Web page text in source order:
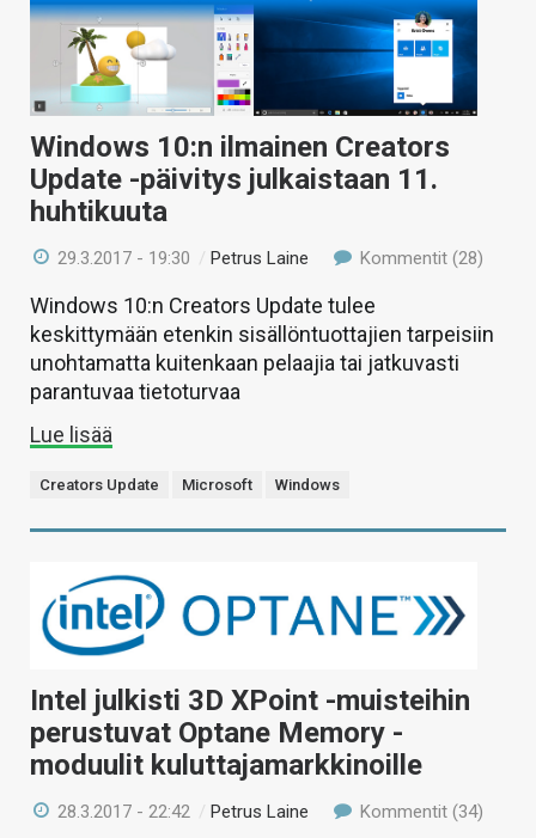
Windows 10:n ilmainen Creators
Update -päivitys julkaistaan 11.
huhtikuuta
29.3.2017 - 19:30 /Petrus Laine Kommentit (28)
Windows 10:n Creators Update tulee
keskittymään etenkin sisällöntuottajien tarpeisiin
unohtamatta kuitenkaan pelaajia tai jatkuvasti
parantuvaa tietoturvaa
Lue lisää
Creators Update Microsoft Windows
Intel julkisti 3D XPoint -muisteihin
perustuvat Optane Memory -
moduulit kuluttajamarkkinoille
28.3.2017 - 22:42 /Petrus Laine Kommentit (34)